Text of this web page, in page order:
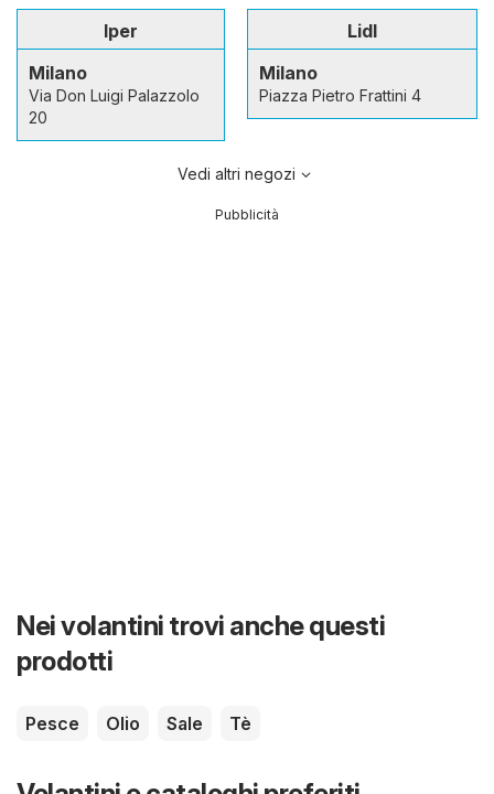
Iper
Milano
Via Don Luigi Palazzolo
20
Lidl
Milano
Piazza Pietro Frattini 4
Vedi altri negozi
Pubblicità
Nei volantini trovi anche questi
prodotti
Pesce Olio Sale Tè